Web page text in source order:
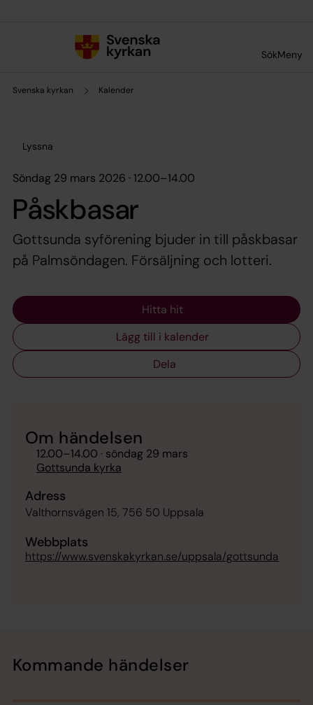
SökMeny
Svenska kyrkan Kalender
Lyssna
söndag 29 mars 2026 · 12.00–14.00
Påskbasar
Gottsunda syförening bjuder in till påskbasar
på Palmsöndagen. Försäljning och lotteri.
Hitta hit
Lägg till i kalender
Dela
Om händelsen
12.00–14.00 · söndag 29 mars
Gottsunda kyrka
Adress
Valthornsvägen 15, 756 50 Uppsala
Webbplats
https://www.svenskakyrkan.se/uppsala/gottsunda
Kommande händelser